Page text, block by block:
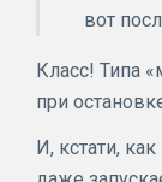
вот
Класс! Типа
при
И, кстати,